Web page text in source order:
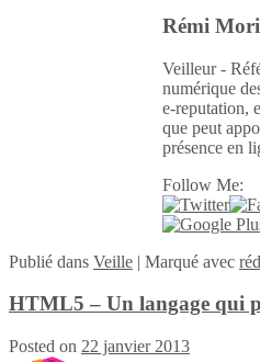
Rémi
Veilleur -
numérique
e-reputation,
que peut
présence en
Follow Me:
Publié dans Veille | Marqué avec
HTML5 – Un langage qui
Posted on 22 janvier 2013